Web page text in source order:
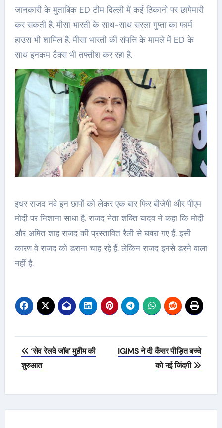
जानकारी के मुताबिक ED टीम दिल्ली में कई ठिकानों पर छापेमारी
कर सकती है. मीसा भारती के साथ-साथ सरला गुप्ता का फार्म
हाउस भी शामिल है. मीसा भारती की संपत्ति के मामले में ED के
साथ इनकम टैक्स भी तफ्तीश कर रहा है.
इधर राजद नवे इन छापों को लेकर एक बार फिर बीजेपी और पीएम
मोदी पर निशाना साधा है. राजद नेता शक्ति यादव ने कहा कि मोदी
और अमित शाह राजद की प्रस्तावित रैली से घबरा गए हैं. इसी
कारण वे राजद को डराना चाह रहे हैं. लेकिन राजद इनसे डरने वाला
नहीं है.
Post
navigation
‘सेव रेलवे जॉब’ मुहीम की
शुरुआत
IGIMS ने दी कैंसर पीड़ित बच्चे
को नई जिंदगी